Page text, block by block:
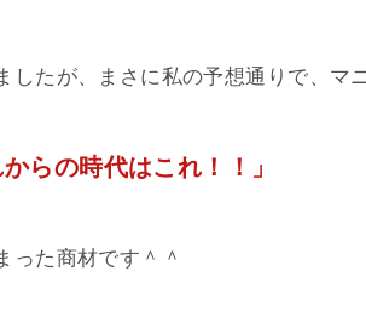
したが、まさに私の予想通りで、マ
らの時代はこれ！！」
った商材です＾＾